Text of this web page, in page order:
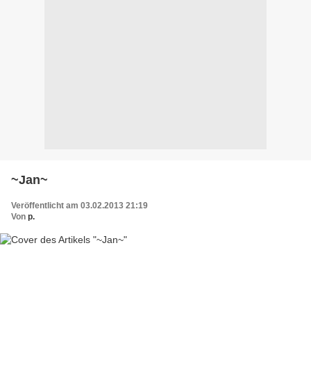
~Jan~
Veröffentlicht am 03.02.2013 21:19
Von p.